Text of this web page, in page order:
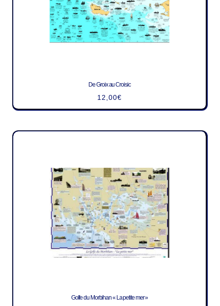
De Groix au Croisic
12,00€
Golfe du Morbihan « La petite mer »